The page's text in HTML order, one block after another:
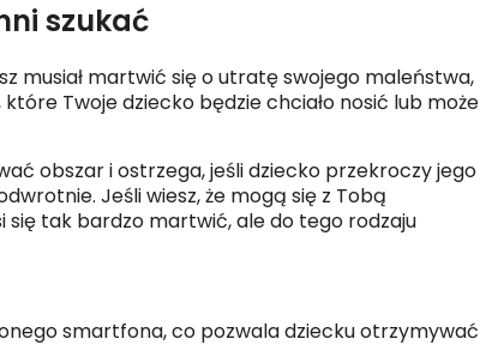
szukać
musiał martwić się o utratę swojego maleństwa,
Twoje dziecko będzie chciało nosić lub może
obszar i ostrzega, jeśli dziecko przekroczy jego
Jeśli wiesz, że mogą się z Tobą
się tak bardzo martwić, ale do tego rodzaju
smartfona, co pozwala dziecku otrzymywać